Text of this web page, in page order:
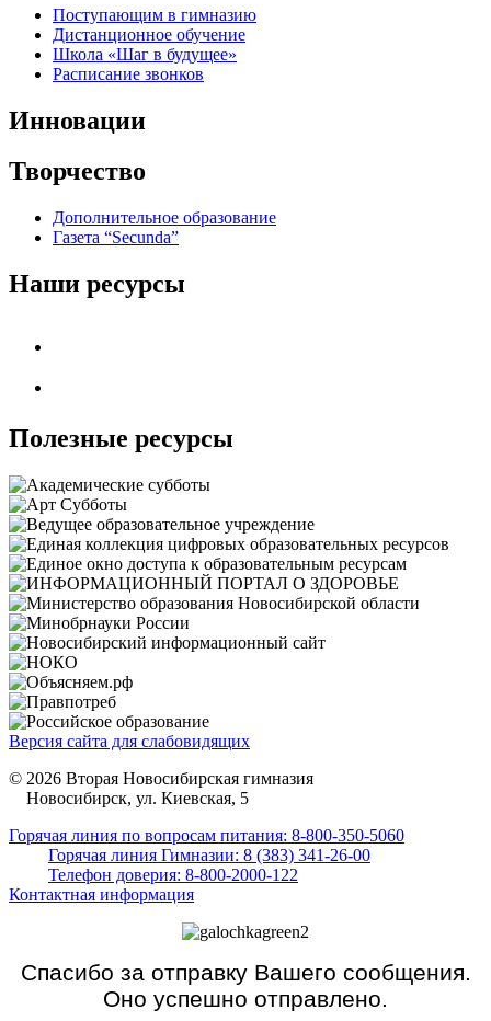
Поступающим в гимназию
Дистанционное обучение
Школа «Шаг в будущее»
Расписание звонков
Инновации
Творчество
Дополнительное образование
Газета “Secunda”
Наши ресурсы
Полезные ресурсы
Версия сайта для слабовидящих
© 2026 Вторая Новосибирская гимназия
Новосибирск, ул. Киевская, 5
Горячая линия по вопросам питания: 8-800-350-5060
Горячая линия Гимназии: 8 (383) 341-26-00
Телефон доверия: 8-800-2000-122
Контактная информация
Спасибо за отправку Вашего сообщения.
Оно успешно отправлено.